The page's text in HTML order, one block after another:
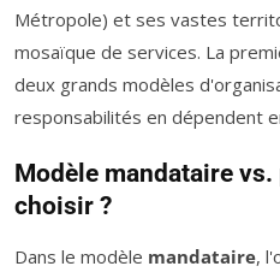
Métropole) et ses vastes
mosaïque de services. La
deux grands modèles
responsabilités en dépendent
Modèle mandataire
choisir ?
Dans le modèle mandataire,